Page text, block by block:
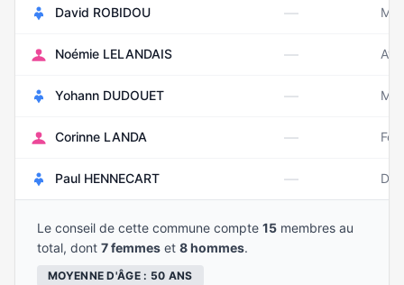
David ROBIDOU —
Noémie LELANDAIS —
Yohann DUDOUET —
Corinne LANDA —
Paul HENNECART —
Le conseil de cette commune compte 15 membres au
total, dont 7 femmes et 8 hommes.
MOYENNE D'ÂGE : 50 ANS